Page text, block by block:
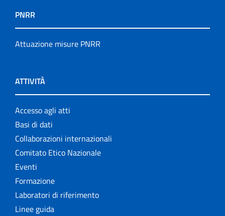
PNRR
Attuazione misure PNRR
ATTIVITÀ
Accesso agli atti
Basi di dati
Collaborazioni internazionali
Comitato Etico Nazionale
Eventi
Formazione
Laboratori di riferimento
Linee guida